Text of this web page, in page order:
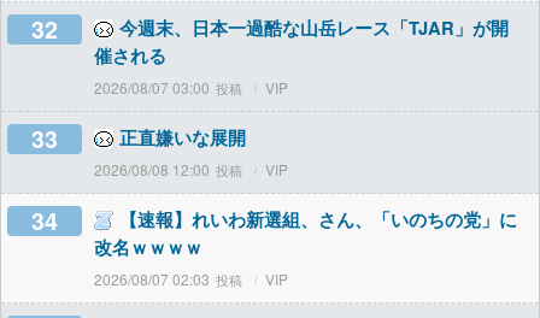
32
今週末、日本一過酷な山岳レース「TJAR」が開
催される
2026/08/07 03:00 VIP
33 正直嫌いな展開
2026/08/08 12:00 VIP
34
【速報】れいわ新選組、さん、「いのちの党」に
改名ｗｗｗｗ
2026/08/07 02:03 VIP